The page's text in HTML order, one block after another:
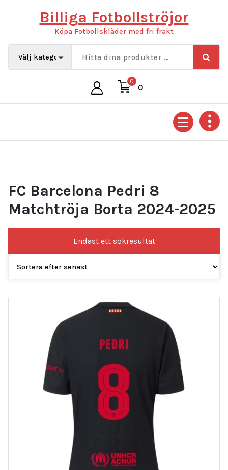
Billiga Fotbollströjor
Köpa Fotbollskläder med fri frakt
0
0
FC Barcelona Pedri 8
Matchtröja Borta 2024-2025
Endast ett sökresultat